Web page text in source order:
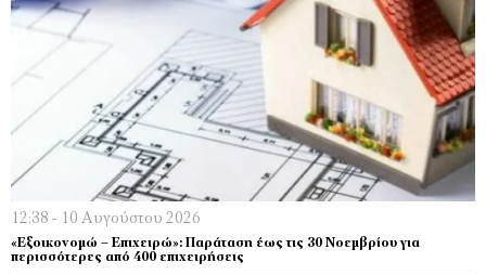
12:38 - 10 Αυγούστου 2026
«Εξοικονομώ – Επιχειρώ»: Παράταση έως τις 30 Νοεμβρίου για
περισσότερες από 400 επιχειρήσεις